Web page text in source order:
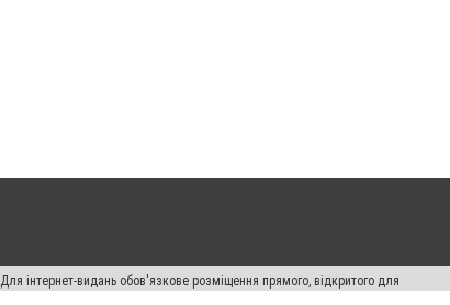
інтернет-видань обов'язкове розміщення прямого, відкритого для